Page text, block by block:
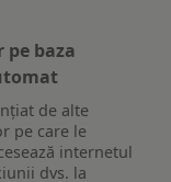
baza
de alte
pe care le
internetul
dvs. la